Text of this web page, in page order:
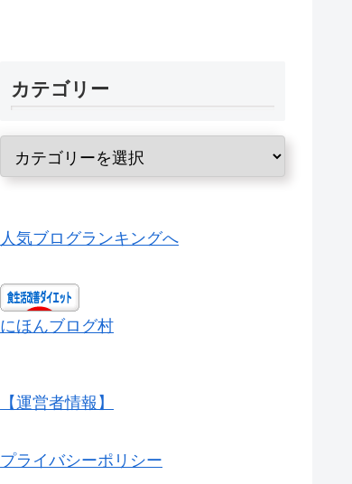
カテゴリー
人気ブログランキングへ
にほんブログ村
【運営者情報】
プライバシーポリシー